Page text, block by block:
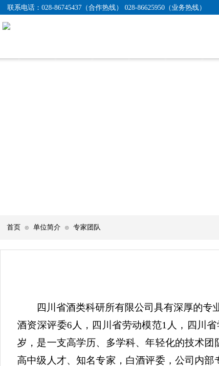
联系电话： 028-86745437（合作热线） 028-86625950（业务热线）
首页 ⊙ 单位简介 ⊙ 专家团队
四川省酒类科研所有限公司具有深厚的专
酒资深评委6人，四川省劳动模范1人， 四川
岁，是一支高学历、多学科、年轻化的技术团
高中级人才、知名专家，白酒评委，公司内